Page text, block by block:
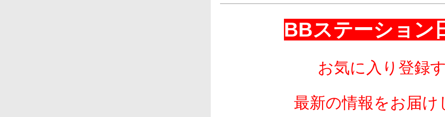
BBステーション
お気に入り登録
最新の情報をお届け